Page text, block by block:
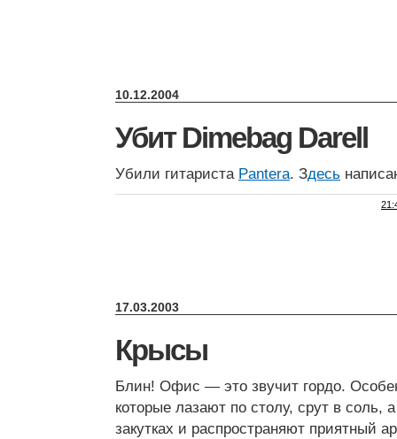
10.12.2004
Убит Dimebag Darell
Убили гитариста Pantera. Здесь
17.03.2003
Крысы
Блин! Офис — это звучит гордо.
которые лазают по столу, срут в соль,
закутках и распространяют приятный